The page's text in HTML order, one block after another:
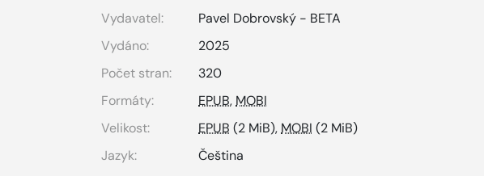
Vydavatel:
Pavel Dobrovský - BETA
Vydáno:
2025
Počet stran:
320
Formáty:
EPUB, MOBI
Velikost:
EPUB (2 MiB), MOBI (2 MiB)
Jazyk:
Čeština